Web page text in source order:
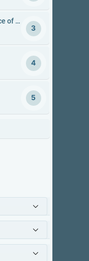
Lucy Shimmers and the Prince of Peace
3
4
5